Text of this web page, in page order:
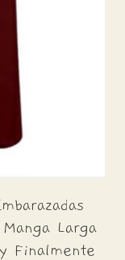
Larga
Finalmente